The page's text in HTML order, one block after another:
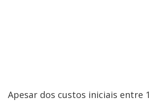
Apesar dos custos iniciais entre